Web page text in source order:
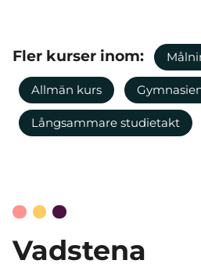
Fler kurser inom:
Allmän kurs
Långsammare studietakt
Vadstena